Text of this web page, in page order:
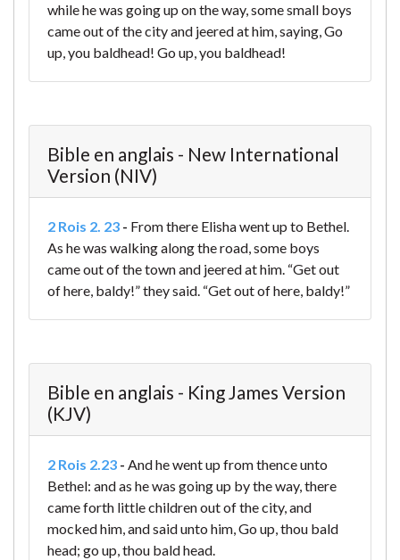
while he was going up on the way, some small boys
came out of the city and jeered at him, saying, Go
up, you baldhead! Go up, you baldhead!
Bible en anglais - New International
Version (NIV)
2 Rois 2. 23 - From there Elisha went up to Bethel.
As he was walking along the road, some boys
came out of the town and jeered at him. “Get out
of here, baldy!” they said. “Get out of here, baldy!”
Bible en anglais - King James Version
(KJV)
2 Rois 2.23 - And he went up from thence unto
Bethel: and as he was going up by the way, there
came forth little children out of the city, and
mocked him, and said unto him, Go up, thou bald
head; go up, thou bald head.